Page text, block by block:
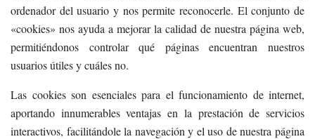
ordenador del usuario y nos permite reconocerle. El conjunto de
«cookies» nos ayuda a mejorar la calidad de nuestra página web,
permitiéndonos controlar qué páginas encuentran nuestros
usuarios útiles y cuáles no.
Las cookies son esenciales para el funcionamiento de internet,
aportando innumerables ventajas en la prestación de servicios
interactivos, facilitándole la navegación y el uso de nuestra página